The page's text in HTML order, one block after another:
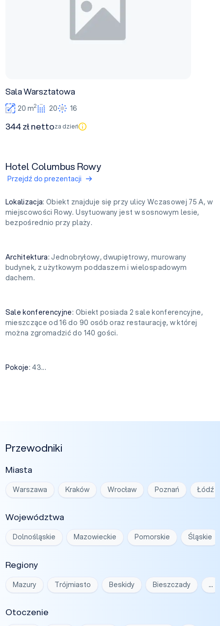
Sala Warsztatowa
20 m2 20 16
344 zł nettoza dzień
Hotel Columbus Rowy
Przejdź do prezentacji
Lokalizacja: Obiekt znajduje się przy ulicy Wczasowej 75 A, w
miejscowości Rowy. Usytuowany jest w sosnowym lesie,
bezpośrednio przy plaży.
Architektura: Jednobryłowy, dwupiętrowy, murowany
budynek, z użytkowym poddaszem i wielospadowym
dachem.
Sale konferencyjne: Obiekt posiada 2 sale konferencyjne,
mieszczące od 16 do 90 osób oraz restaurację, w której
można zgromadzić do 140 gości.
Pokoje: 43...
Przewodniki
Miasta
Warszawa Kraków Wrocław Poznań Łódź
Województwa
Dolnośląskie Mazowieckie Pomorskie Śląskie
Regiony
Mazury Trójmiasto Beskidy Bieszczady …
Otoczenie